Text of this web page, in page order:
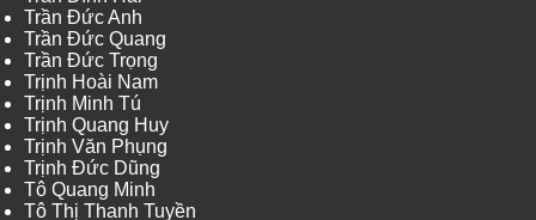
Trần Đức Anh
Trần Đức Quang
Trần Đức Trọng
Trịnh Hoài Nam
Trịnh Minh Tú
Trịnh Quang Huy
Trịnh Văn Phụng
Trịnh Đức Dũng
Tô Quang Minh
Tô Thị Thanh Tuyền